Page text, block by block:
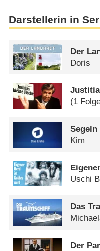
Darstellerin in
Der
Doris
(1
Segeln
Kim
Uschi
Das
Der